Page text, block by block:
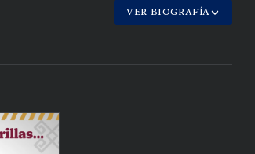
VER BIOGRAFÍA